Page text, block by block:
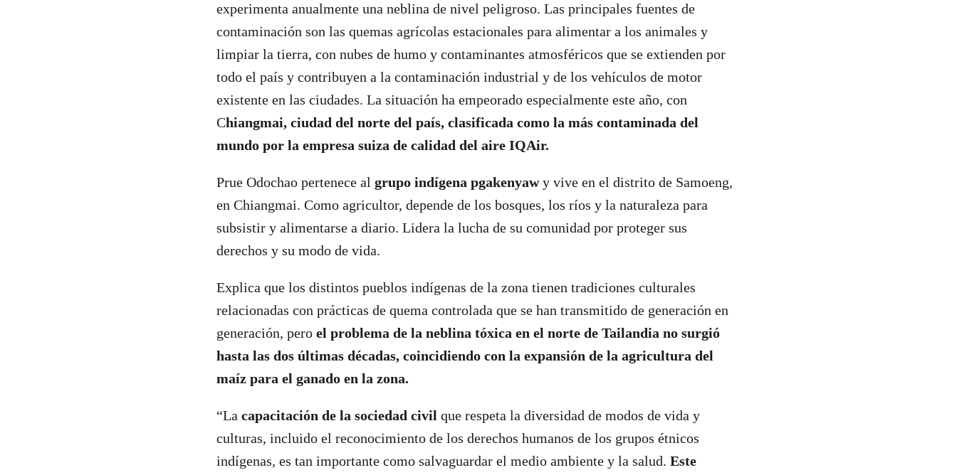
experimenta anualmente una neblina de nivel peligroso. Las principales fuentes de
contaminación son las quemas agrícolas estacionales para alimentar a los animales y
limpiar la tierra, con nubes de humo y contaminantes atmosféricos que se extienden por
todo el país y contribuyen a la contaminación industrial y de los vehículos de motor
existente en las ciudades. La situación ha empeorado especialmente este año, con
Chiangmai, ciudad del norte del país, clasificada como la más contaminada del
mundo por la empresa suiza de calidad del aire IQAir.
Prue Odochao pertenece al grupo indígena pgakenyawy vive en el distrito de Samoeng,
en Chiangmai. Como agricultor, depende de los bosques, los ríos y la naturaleza para
subsistir y alimentarse a diario. Lidera la lucha de su comunidad por proteger sus
derechos y su modo de vida.
Explica que los distintos pueblos indígenas de la zona tienen tradiciones culturales
relacionadas con prácticas de quema controlada que se han transmitido de generación en
generación, pero el problema de la neblina tóxica en el norte de Tailandia no surgió
hasta las dos últimas décadas, coincidiendo con la expansión de la agricultura del
maíz para el ganado en la zona.
“La capacitación de la sociedad civil que respeta la diversidad de modos de vida y
culturas, incluido el reconocimiento de los derechos humanos de los grupos étnicos
indígenas, es tan importante como salvaguardar el medio ambiente y la salud. Este